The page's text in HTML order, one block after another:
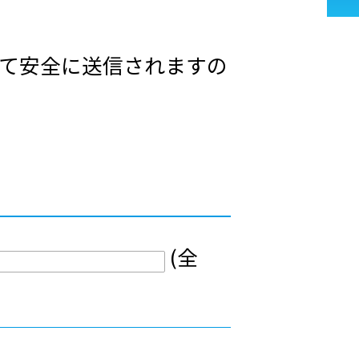
安全に送信されますの
(全